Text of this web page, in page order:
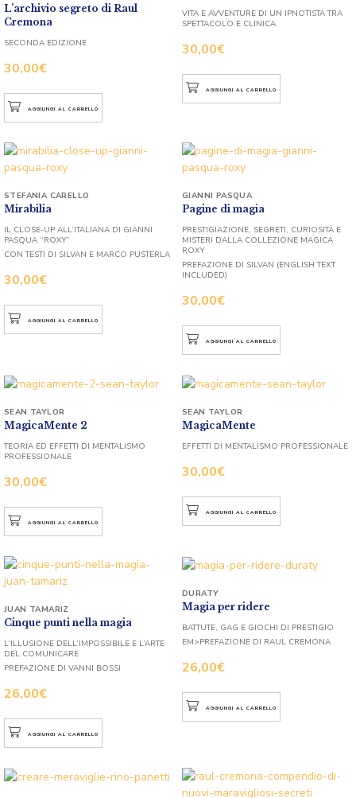
L’archivio segreto di Raul
Cremona
30,00€
SECONDA EDIZIONE
AGGIUNGI AL CARRELLO
30,00€
VITA E AVVENTURE DI UN IPNOTISTA TRA
SPETTACOLO E CLINICA
AGGIUNGI AL CARRELLO
Mirabilia
30,00€
STEFANIA CARELLO
IL CLOSE-UP ALL’ITALIANA DI GIANNI
PASQUA “ROXY”
CON TESTI DI SILVAN E MARCO PUSTERLA
AGGIUNGI AL CARRELLO
Pagine di magia
30,00€
GIANNI PASQUA
PRESTIGIAZIONE, SEGRETI, CURIOSITÀ E
MISTERI DALLA COLLEZIONE MAGICA
ROXY
PREFAZIONE DI SILVAN (ENGLISH TEXT
INCLUDED)
AGGIUNGI AL CARRELLO
MagicaMente 2
30,00€
SEAN TAYLOR
TEORIA ED EFFETTI DI MENTALISMO
PROFESSIONALE
AGGIUNGI AL CARRELLO
MagicaMente
30,00€
SEAN TAYLOR
EFFETTI DI MENTALISMO PROFESSIONALE
AGGIUNGI AL CARRELLO
Cinque punti nella magia
26,00€
JUAN TAMARIZ
L’ILLUSIONE DELL’IMPOSSIBILE E L’ARTE
DEL COMUNICARE
PREFAZIONE DI VANNI BOSSI
AGGIUNGI AL CARRELLO
Magia per ridere
26,00€
DURATY
BATTUTE, GAG E GIOCHI DI PRESTIGIO
EM>PREFAZIONE DI RAUL CREMONA
AGGIUNGI AL CARRELLO